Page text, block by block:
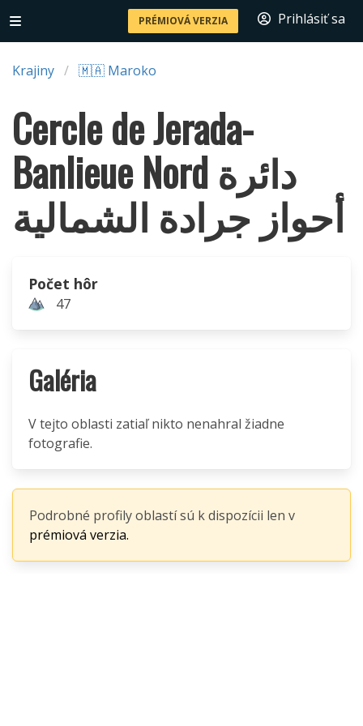
PRÉMIOVÁ VERZIA Prihlásiť sa
Krajiny 🇲🇦 Maroko
Cercle de Jerada-
Banlieue Nord دائرة
أحواز جرادة الشمالية
Počet hôr
47
Galéria
V tejto oblasti zatiaľ nikto nenahral žiadne
fotografie.
Podrobné profily oblastí sú k dispozícii len v
prémiová verzia.